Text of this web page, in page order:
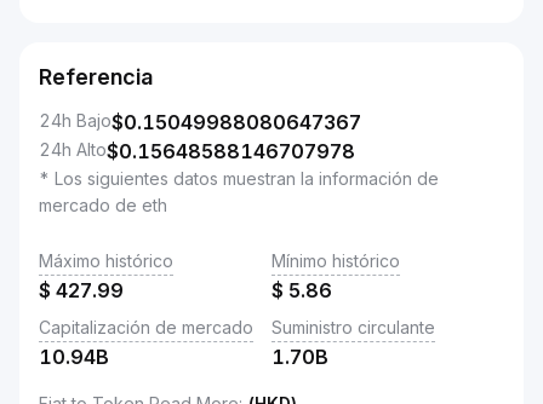
Referencia
24h Bajo$0.15049988080647367
24h Alto$0.15648588146707978
* Los siguientes datos muestran la información de
mercado de eth
Máximo histórico
$ 427.99
Mínimo histórico
$ 5.86
Capitalización de mercado
10.94B
Suministro circulante
1.70B